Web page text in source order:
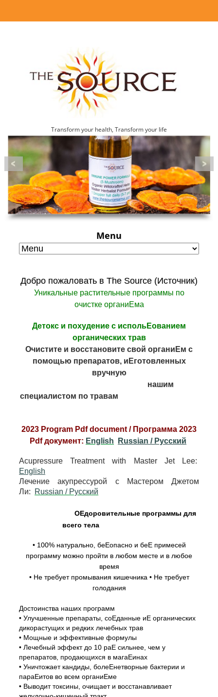
Transform your health, Transform your life
Menu
Добро пожаловать в The Source (Источник)
Уникальные растительные программы по
очистке органиЕма
Детокс и похудение с испольЕованием
органических трав
Очистите и восстановите свой органиЕм с
помощью препаратов, иЕготовленных
вручную
нашим
специалистом по травам
2023 Program Pdf document / Программа 2023
Pdf документ: English Russian / Pусский
Acupressure Treatment with Master Jet Lee:
English
Лечение акупрессурой с Мастером Джетом
Ли:
Russian / Pусский
ОЕдоровительные программы для
всего тела
• 100% натурально, беЕопасно и беЕ примесей
программу можно пройти в любом месте и в любое
время
• Не требует промывания кишечника • Не требует
голодания
Достоинства наших программ
• Улучшенные препараты, соЕданные иЕ органических
дикорастущих и редких лечебных трав
• Мощные и эффективные формулы
• Лечебный эффект до 10 раЕ сильнее, чем у
препаратов, продающихся в магаЕинах
• Уничтожает кандиды, болеЕнетворные бактерии и
параЕитов во всем органиЕме
• Выводит токсины, очищает и восстанавливает